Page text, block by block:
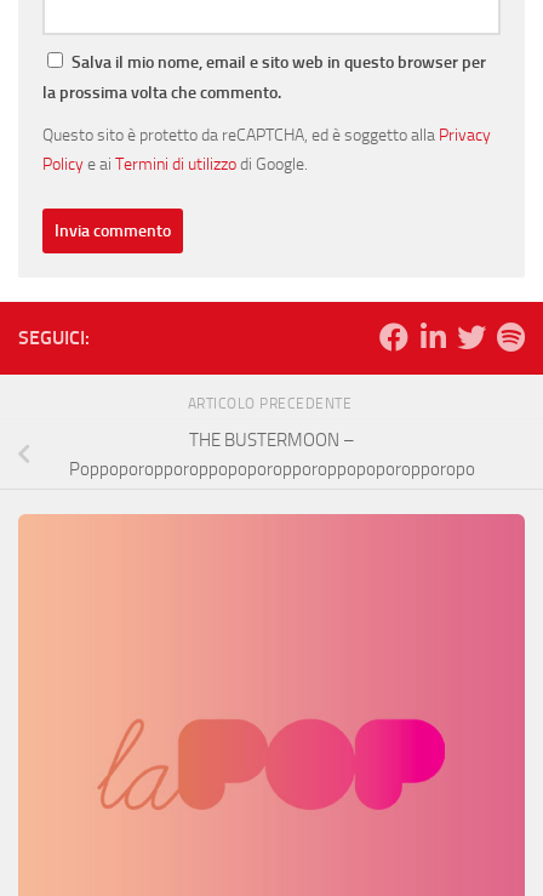
Salva il mio nome, email e sito web in questo browser per
la prossima volta che commento.
Questo sito è protetto da reCAPTCHA, ed è soggetto alla Privacy
Policye ai Termini di utilizzodi Google.
SEGUICI:
ARTICOLO PRECEDENTE
THE BUSTERMOON –
Poppoporopporoppopoporopporoppopoporopporopo